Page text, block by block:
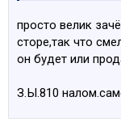
просто велик
сторе,так что
он будет или
З.Ы.810